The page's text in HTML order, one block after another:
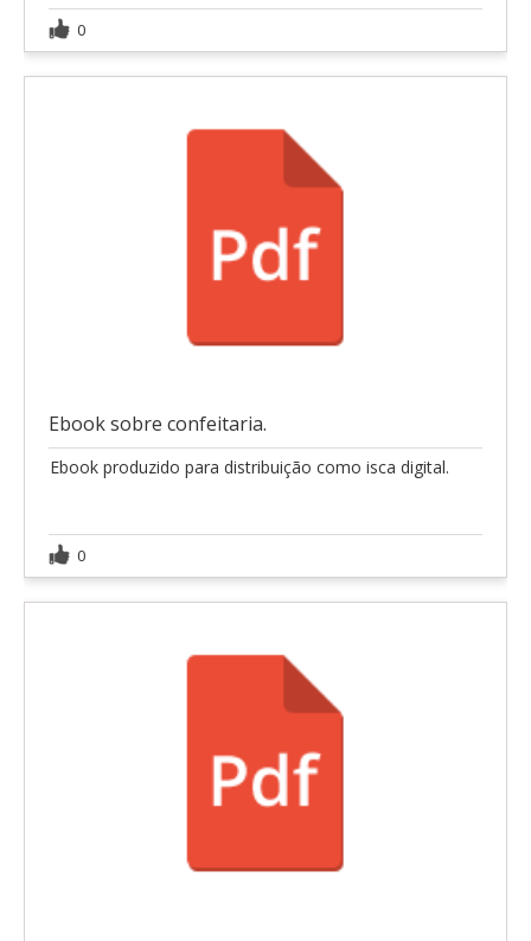
0
Ebook sobre confeitaria.
Ebook produzido para distribuição como isca digital.
0